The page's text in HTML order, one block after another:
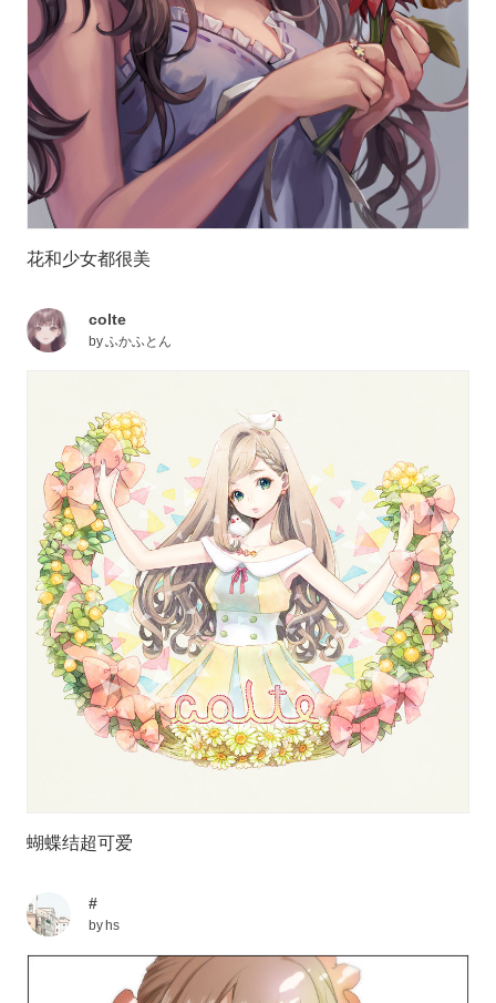
花和少女都很美
colte
byふかふとん
蝴蝶结超可爱
#
byhs